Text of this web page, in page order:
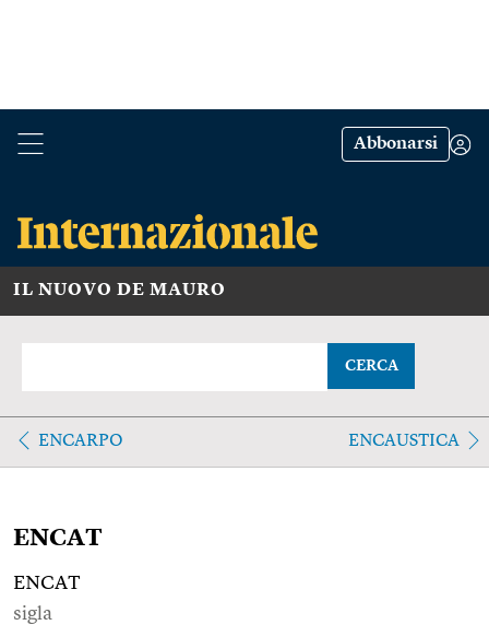
Abbonarsi
IL NUOVO DE MAURO
CERCA
ENCARPO ENCAUSTICA
ENCAT
ENCAT
sigla